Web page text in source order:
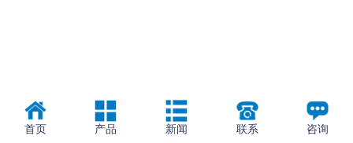
首页 产品 新闻 联系 咨询